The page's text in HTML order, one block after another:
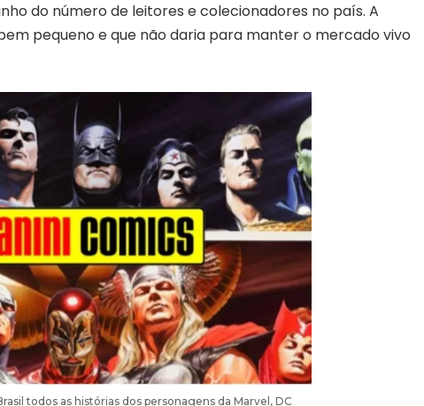
do número de leitores e colecionadores no país. A
pequeno e que não daria para manter o mercado vivo
todos as histórias dos personagens da Marvel, DC